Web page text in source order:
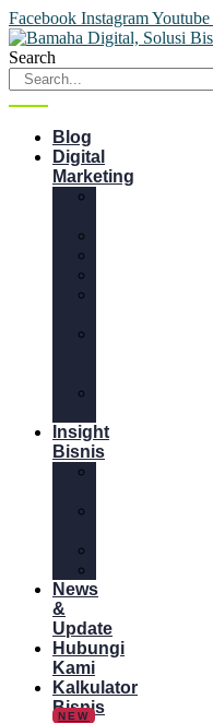
Facebook InstagramYoutube
Search
Blog
Digital
Marketing
Insight
Bisnis
News
&
Update
Hubungi
Kami
Kalkulator
Bisnis
NEW